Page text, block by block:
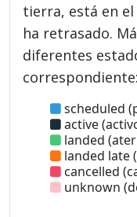
tierra, está en
ha retrasado.
diferentes
correspondiente:
scheduled
active
landed
landed late
cancelled
unknown